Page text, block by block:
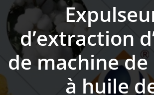
d’extraction
de machine de
à huile